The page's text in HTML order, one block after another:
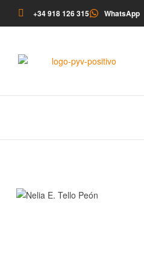
+34 918 126 315 WhatsApp